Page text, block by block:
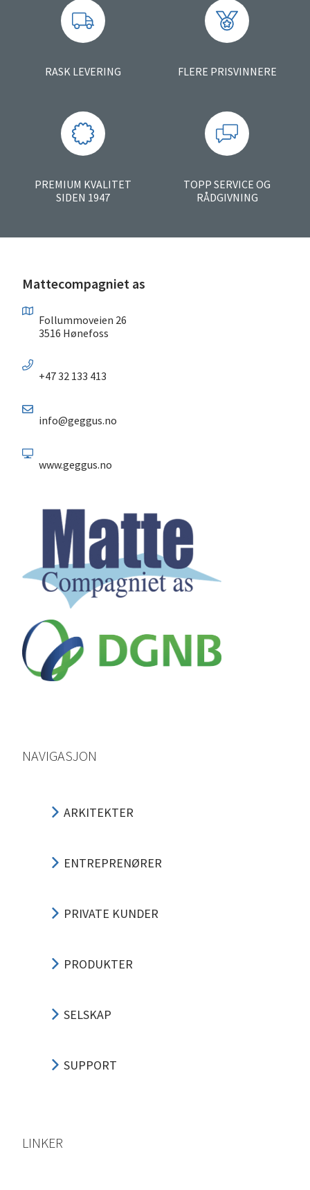
RASK LEVERING FLERE PRISVINNERE
PREMIUM KVALITET
SIDEN 1947
TOPP SERVICE OG
RÅDGIVNING
Mattecompagniet as
Follummoveien 26
3516 Hønefoss
+47 32 133 413
info@geggus.no
www.geggus.no
NAVIGASJON
ARKITEKTER
ENTREPRENØRER
PRIVATE KUNDER
PRODUKTER
SELSKAP
SUPPORT
LINKER